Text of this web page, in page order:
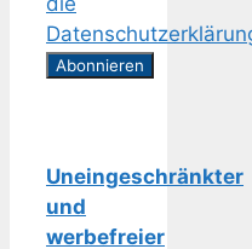
Uneingeschränkter
und
werbefreier